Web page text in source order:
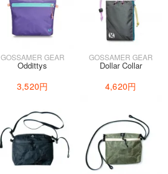
GOSSAMER GEAR
Oddittys
3,520円
GOSSAMER GEAR
Dollar Collar
4,620円